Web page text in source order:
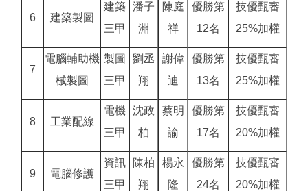
6 建築製圖
建築
三甲
潘子
淵
陳庭
祥
優勝第
12名
技優甄審
25%加權
7
電腦輔助機
械製圖
製圖
三甲
劉丞
翔
謝偉
迪
優勝第
13名
技優甄審
25%加權
8 工業配線
電機
三甲
沈政
柏
蔡明
諭
優勝第
17名
技優甄審
20%加權
9 電腦修護
資訊
三甲
陳柏
翔
楊永
隆
優勝第
24名
技優甄審
20%加權